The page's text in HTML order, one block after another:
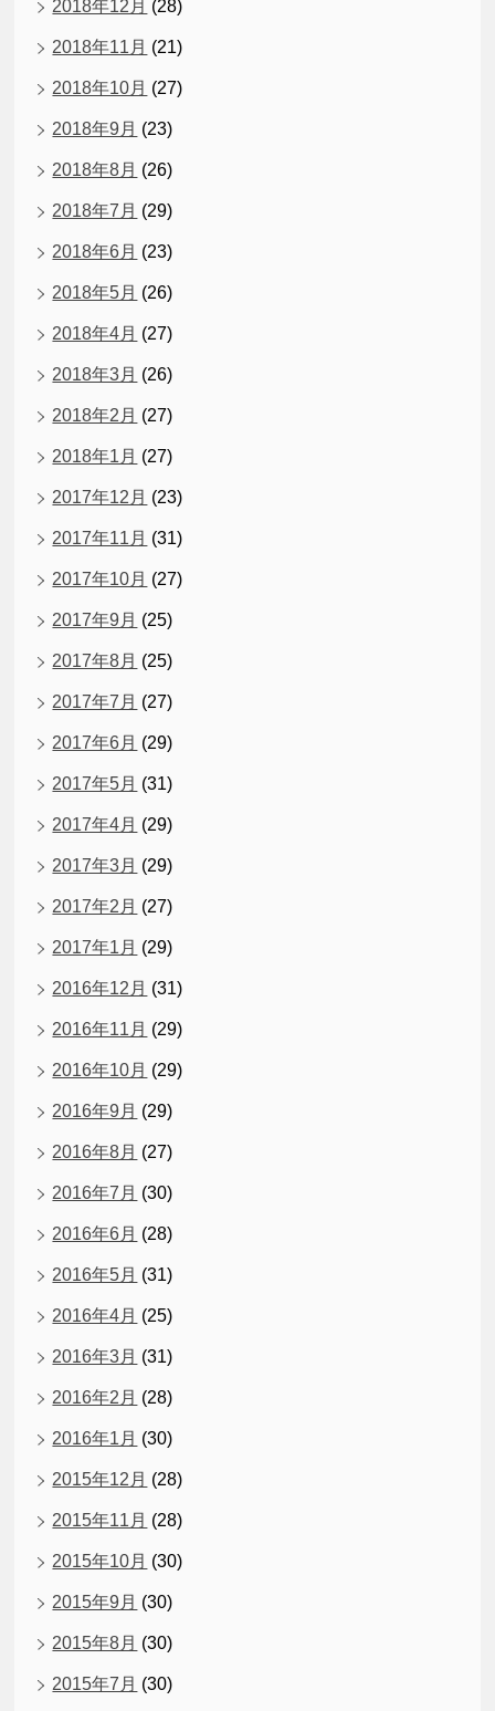
2018年12月 (28)
2018年11月 (21)
2018年10月 (27)
2018年9月 (23)
2018年8月 (26)
2018年7月 (29)
2018年6月 (23)
2018年5月 (26)
2018年4月 (27)
2018年3月 (26)
2018年2月 (27)
2018年1月 (27)
2017年12月 (23)
2017年11月 (31)
2017年10月 (27)
2017年9月 (25)
2017年8月 (25)
2017年7月 (27)
2017年6月 (29)
2017年5月 (31)
2017年4月 (29)
2017年3月 (29)
2017年2月 (27)
2017年1月 (29)
2016年12月 (31)
2016年11月 (29)
2016年10月 (29)
2016年9月 (29)
2016年8月 (27)
2016年7月 (30)
2016年6月 (28)
2016年5月 (31)
2016年4月 (25)
2016年3月 (31)
2016年2月 (28)
2016年1月 (30)
2015年12月 (28)
2015年11月 (28)
2015年10月 (30)
2015年9月 (30)
2015年8月 (30)
2015年7月 (30)